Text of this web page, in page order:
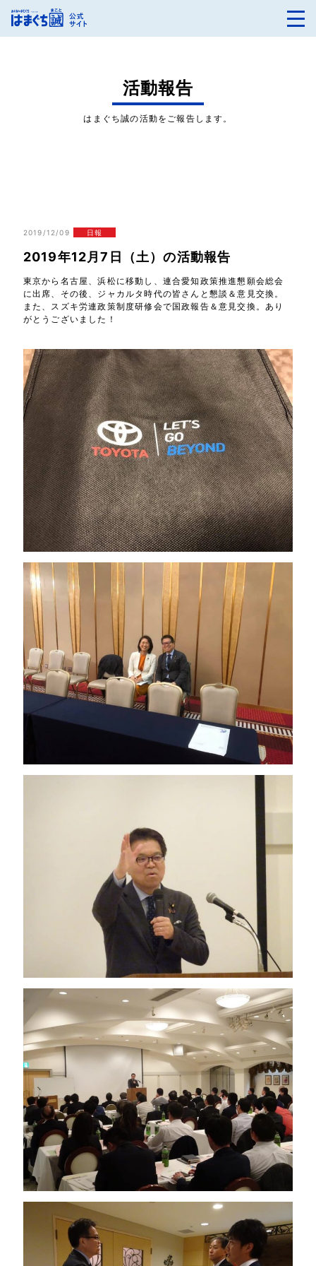
活動報告
はまぐち誠の活動をご報告します。
2019/12/09 日報
2019年12月7日（土）の活動報告
東京から名古屋、浜松に移動し、連合愛知政策推進懇願会総会
に出席、その後、ジャカルタ時代の皆さんと懇談＆意見交換。
また、スズキ労連政策制度研修会で国政報告＆意見交換。あり
がとうございました！